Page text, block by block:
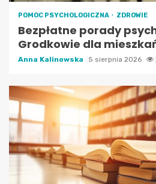
POMOC PSYCHOLOGICZNA ZDROWIE
Bezpłatne porady
Grodkowie dla
Anna Kalinowska 5 sierpnia 2026